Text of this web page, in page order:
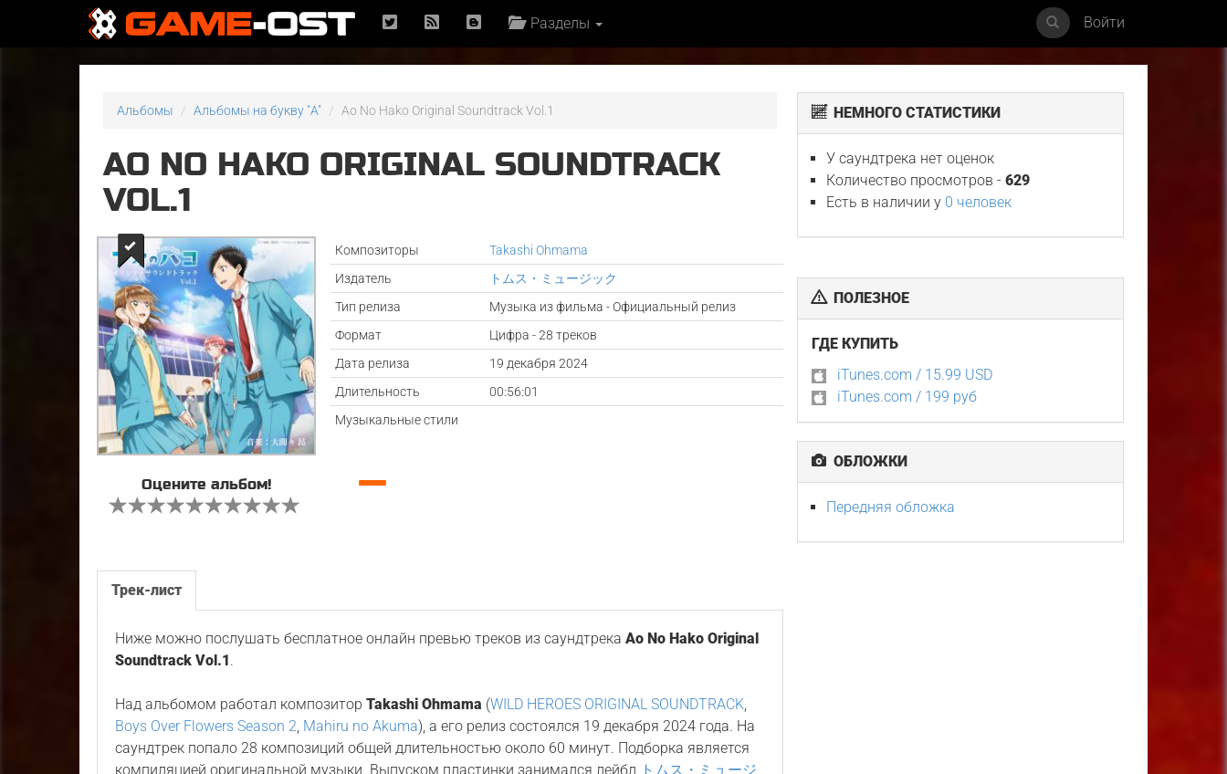
Разделы Войти
Альбомы Альбомы на букву "A" Ao No Hako Original Soundtrack Vol.1
AO NO HAKO ORIGINAL SOUNDTRACK
VOL.1
Композиторы
Takashi Ohmama
Издатель
トムス・ミュージック
Тип релиза
Музыка из фильма - Официальный релиз
Формат
Цифра - 28 треков
Дата релиза
19 декабря 2024
Длительность
00:56:01
Музыкальные стили
Оцените альбом! —
Трек-лист
Ниже можно послушать бесплатное онлайн превью треков из саундтрекаAo No Hako Original
Soundtrack Vol.1 .
Над альбомом работал композиторTakashi Ohmama (WILD HEROES ORIGINAL SOUNDTRACK,
Boys Over Flowers Season 2, Mahiru no Akuma), а его релиз состоялся 19 декабря 2024 года. На
саундтрек попало 28 композиций общей длительностью около 60 минут. Подборка является
компиляцией оригинальной музыки. Выпуском пластинки занимался лейбл トムス・ミュージ
НЕМНОГО СТАТИСТИКИ
У саундтрека нет оценок
Количество просмотров -629
Есть в наличии у 0 человек
ПОЛЕЗНОЕ
ГДЕ КУПИТЬ
iTunes.com / 15.99 USD
iTunes.com / 199 руб
ОБЛОЖКИ
Передняя обложка